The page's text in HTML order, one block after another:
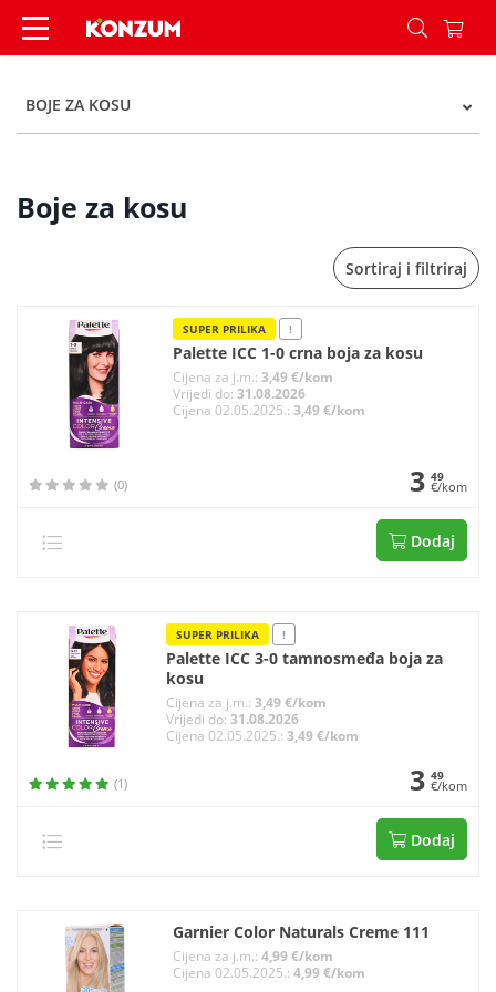
Boje za kosu - Kategorije - Konzum
BOJE ZA KOSU
Boje za kosu
Sortiraj i filtriraj
SUPER PRILIKA !
Palette ICC 1-0 crna boja za kosu
Cijena za j.m.: 3,49 €/kom
Vrijedi do: 31.08.2026
Cijena 02.05.2025.: 3,49 €/kom
(0) 3 49
€/kom
Dodaj
SUPER PRILIKA !
Palette ICC 3-0 tamnosmeđa boja za
kosu
Cijena za j.m.: 3,49 €/kom
Vrijedi do: 31.08.2026
Cijena 02.05.2025.: 3,49 €/kom
(1) 3 49
€/kom
Dodaj
Garnier Color Naturals Creme 111
Cijena za j.m.: 4,99 €/kom
Cijena 02.05.2025.: 4,99 €/kom